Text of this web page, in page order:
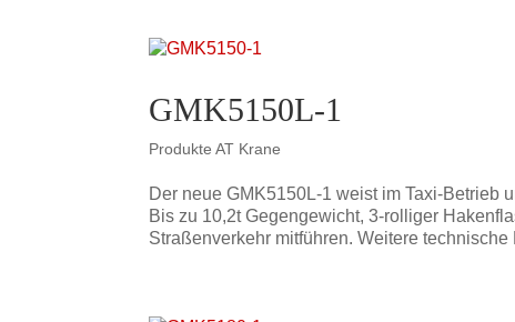
GMK5150L-1
Produkte AT Krane
Der neue GMK5150L-1 weist im Taxi-Betrieb
Bis zu 10,2t Gegengewicht, 3-rolliger
Straßenverkehr mitführen. Weitere technische